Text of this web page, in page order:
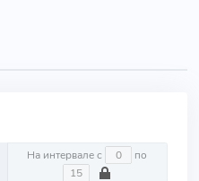
На интервале с по